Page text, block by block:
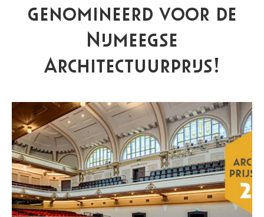
genomineerd voor de
Nijmeegse
Architectuurprijs!